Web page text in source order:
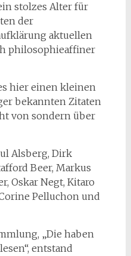
stolzes Alter für
der
aktuellen
philosophieaffiner
hier einen kleinen
bekannten Zitaten
von sondern über
Alsberg, Dirk
Beer, Markus
Oskar Negt, Kitaro
Pelluchon und
„Die haben
entstand